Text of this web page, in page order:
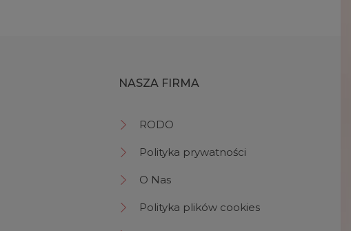
NASZA FIRMA
RODO
Polityka prywatności
O Nas
Polityka plików cookies